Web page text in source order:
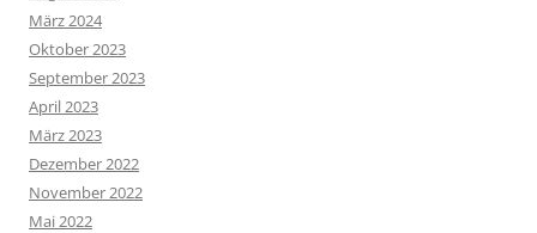
März 2024
Oktober 2023
September 2023
April 2023
März 2023
Dezember 2022
November 2022
Mai 2022